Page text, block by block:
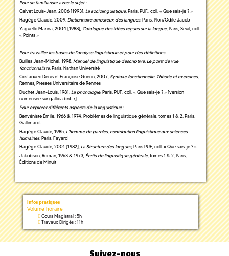
Pour se familiariser avec le sujet :
Calvet Louis-Jean, 2006 [1993], La sociolinguistique, Paris, PUF., coll. « Que sais-je ? »
Hagège Claude, 2009, Dictionnaire amoureux des langues, Paris, Plon/Odile Jacob
Yaguello Marina, 2004 [1988], Catalogue des idées reçues sur la langue, Paris, Seuil, coll.
« Points »
Pour travailler les bases de l’analyse linguistique et pour des définitions
Builles Jean-Michel, 1998, Manuel de linguistique descriptive. Le point de vue
fonctionnaliste, Paris, Nathan Université
Costaouec Denis et Françoise Guérin, 2007, Syntaxe fonctionnelle. Théorie et exercices,
Rennes, Presses Universitaire de Rennes
Duchet Jean-Louis, 1981, La phonologie, Paris, PUF, coll. « Que sais-je ? » [version
numérisée sur gallica.bnf.fr]
Pour explorer différents aspects de la linguistique :
Benvéniste Émile, 1966 & 1974, Problèmes de linguistique générale, tomes 1 & 2, Paris,
Gallimard.
Hagège Claude, 1985, L’homme de paroles, contribution linguistique aux sciences
humaines, Paris, Fayard
Hagège Claude, 2001 [1982], La Structure des langues, Paris PUF, coll. « Que sais-je ? »
Jakobson, Roman, 1963 & 1973, Écrits de linguistique générale, tomes 1 & 2, Paris,
Éditions de Minuit
Infos pratiques
Volume horaire
Cours Magistral : 5h
Travaux Dirigés : 11h